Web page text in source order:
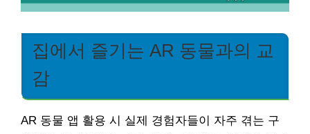
집에서 즐기는 AR 동물과의 교
감
AR 동물 앱 활용 시 실제 경험자들이 자주 겪는 구